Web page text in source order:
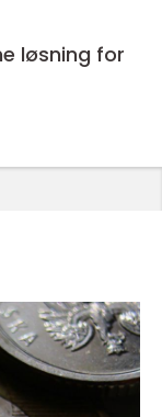
løsning for